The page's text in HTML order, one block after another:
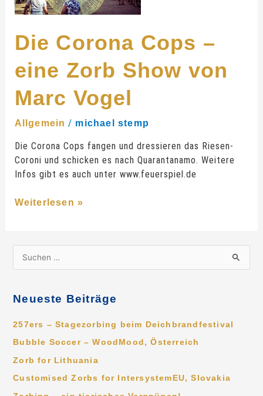
Die Corona Cops –
eine Zorb Show von
Marc Vogel
Allgemein / michael stemp
Die Corona Cops fangen und dressieren das Riesen-
Coroni und schicken es nach Quarantanamo. Weitere
Infos gibt es auch unter www.feuerspiel.de
Weiterlesen »
e
n
n
Neueste Beiträge
257ers – Stagezorbing beim Deichbrandfestival
Bubble Soccer – WoodMood, Österreich
Zorb for Lithuania
Customised Zorbs for IntersystemEU, Slovakia